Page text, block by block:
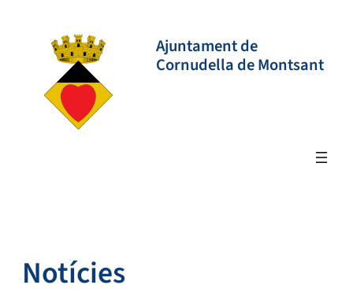
contingut
Ajuntament de
Cornudella de Montsant
Notícies